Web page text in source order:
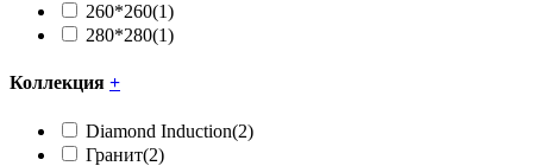
260*260(1)
280*280(1)
Коллекция +
Diamond Induction(2)
Гранит(2)